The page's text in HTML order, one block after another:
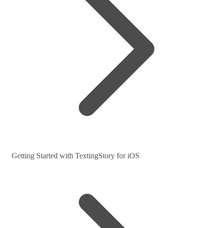
Getting Started with TextingStory for iOS